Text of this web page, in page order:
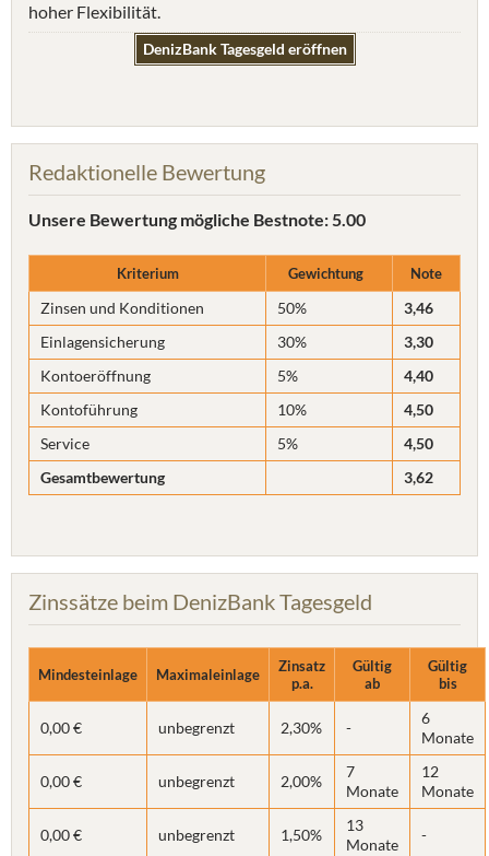
hoher Flexibilität.
DenizBank Tagesgeld eröffnen
Redaktionelle Bewertung
Unsere Bewertung mögliche Bestnote: 5.00
Kriterium Gewichtung Note
Zinsen und Konditionen 50%
3,46
Einlagensicherung
30%
3,30
Kontoeröffnung
5%
4,40
Kontoführung
10%
4,50
Service
5%
4,50
Gesamtbewertung
3,62
Zinssätze beim DenizBank Tagesgeld
Mindesteinlage Maximaleinlage
Zinsatz
p.a.
Gültig
ab
Gültig
bis
0,00 € unbegrenzt 2,30% -
6
Monate
0,00 € unbegrenzt 2,00%
7
Monate
12
Monate
0,00 € unbegrenzt 1,50%
13
Monate
-